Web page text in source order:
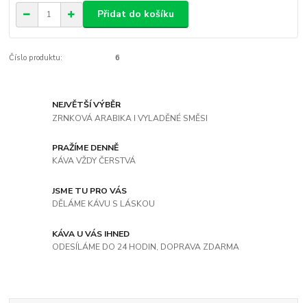
Přidat do košíku
Číslo produktu: 6
NEJVĚTŠÍ VÝBĚR
ZRNKOVÁ ARABIKA I VYLADĚNÉ SMĚSI
PRAŽÍME DENNĚ
KÁVA VŽDY ČERSTVÁ
JSME TU PRO VÁS
DĚLÁME KÁVU S LÁSKOU
KÁVA U VÁS IHNED
ODESÍLÁME DO 24 HODIN, DOPRAVA ZDARMA